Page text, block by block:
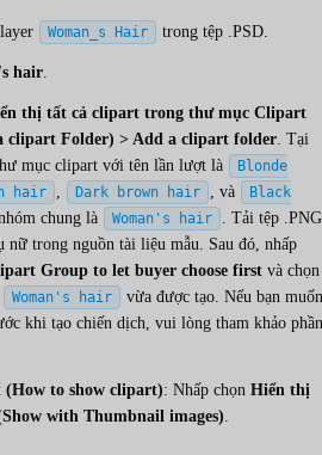
Woman_s Hair trong tệp .PSD.
hair.
thị tất cả clipart trong thư mục Clipart
clipart Folder) > Add a clipart folder. Tại
mục clipart với tên lần lượt là
Blonde
hair , Dark brown hair , và
Black
chung là Woman's hair
. Tải tệp .PNG
nữ trong nguồn tài liệu mẫu. Sau đó, nhấp
Group to let buyer choose first và chọn
Woman's hair
vừa được tạo. Nếu bạn muốn
khi tạo chiến dịch, vui lòng tham khảo phần
to show clipart): Nhấp chọn Hiển thị
with Thumbnail images).